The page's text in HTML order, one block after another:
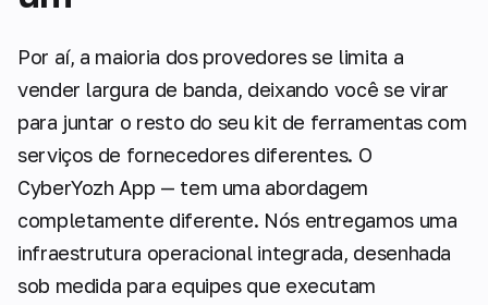
Por aí, a maioria dos provedores se limita a
vender largura de banda, deixando você se virar
para juntar o resto do seu kit de ferramentas com
serviços de fornecedores diferentes. O
CyberYozh App — tem uma abordagem
completamente diferente. Nós entregamos uma
infraestrutura operacional integrada, desenhada
sob medida para equipes que executam